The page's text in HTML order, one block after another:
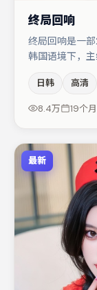
终局回响
终局回响是一
韩国语境下，
丝·皮尤在片中
差与喜剧/悬疑
日韩 高清
8.4万 19个
最新